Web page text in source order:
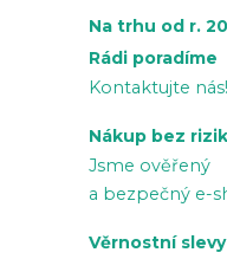
Na trhu od r.
Rádi poradíme
Kontaktujte nás!
Nákup bez
Jsme ověřený
a bezpečný e-
Věrnostní slevy